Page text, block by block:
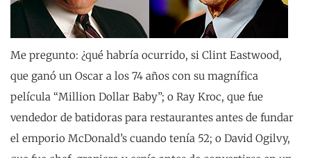
Me pregunto: ¿qué habría ocurrido, si Clint Eastwood,
que ganó un Oscar a los 74 años con su magnífica
película “Million Dollar Baby”; o Ray Kroc, que fue
vendedor de batidoras para restaurantes antes de fundar
el emporio McDonald’s cuando tenía 52; o David Ogilvy,